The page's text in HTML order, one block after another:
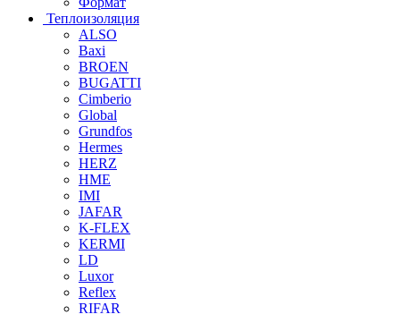
Теплоизоляция
ALSO
Baxi
BROEN
BUGATTI
Cimberio
Global
Grundfos
Hermes
HERZ
HME
IMI
JAFAR
K-FLEX
KERMI
LD
Luxor
Reflex
RIFAR